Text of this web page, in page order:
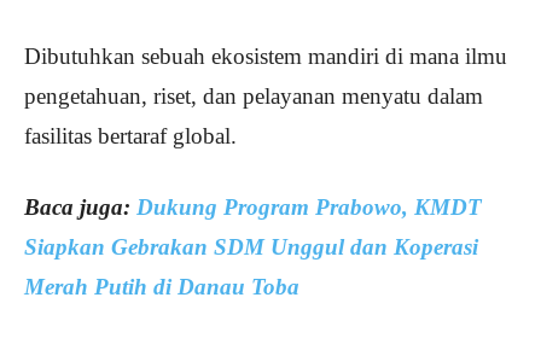
Dibutuhkan sebuah ekosistem mandiri di mana ilmu
pengetahuan, riset, dan pelayanan menyatu dalam
fasilitas bertaraf global.
Baca juga: ​Dukung Program Prabowo, KMDT
Siapkan Gebrakan SDM Unggul dan Koperasi
Merah Putih di Danau Toba